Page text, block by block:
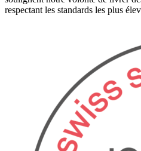
respectant les standards les plus